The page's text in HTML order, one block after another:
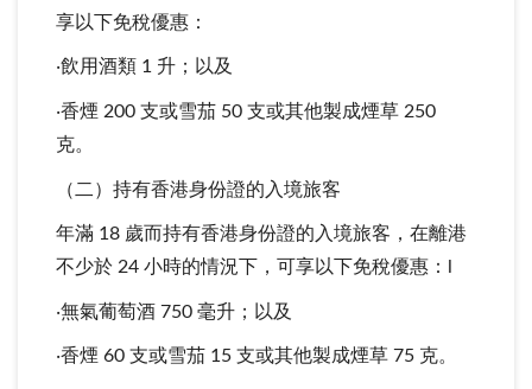
享以下免稅優惠：
‧飲用酒類 1 升；以及
‧香煙 200 支或雪茄 50 支或其他製成煙草 250
克。
（二）持有香港身份證的入境旅客
年滿 18 歲而持有香港身份證的入境旅客，在離港
不少於 24 小時的情況下，可享以下免稅優惠：l
‧無氣葡萄酒 750 毫升；以及
‧香煙 60 支或雪茄 15 支或其他製成煙草 75 克。